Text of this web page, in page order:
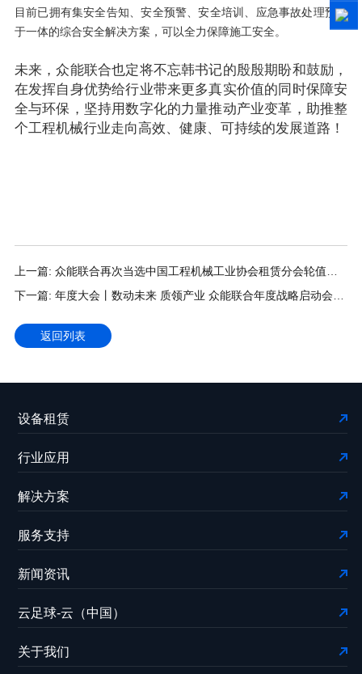
目前已拥有集安全告知、安全预警、安全培训、应急事故处理预案
于一体的综合安全解决方案，可以全力保障施工安全。
未来，众能联合也定将不忘韩书记的殷殷期盼和鼓励，
在发挥自身优势给行业带来更多真实价值的同时保障安
全与环保，坚持用数字化的力量推动产业变革，助推整
个工程机械行业走向高效、健康、可持续的发展道路！
上一篇: 众能联合再次当选中国工程机械工业协会租赁分会轮值会
长单位
下一篇: 年度大会丨数动未来 质领产业 众能联合年度战略启动会圆
返回列表
设备租赁
行业应用
解决方案
服务支持
新闻资讯
云足球-云（中国）
关于我们